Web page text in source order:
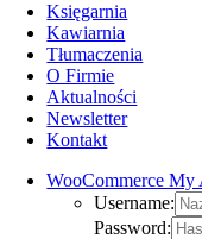
Księgarnia
Kawiarnia
Tłumaczenia
O Firmie
Aktualności
Newsletter
Kontakt
WooCommerce My
Username:
Password: